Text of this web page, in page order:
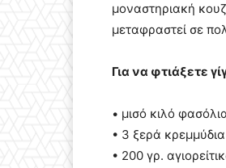
μοναστηριακή
μεταφραστεί σε
Για να φτιάξετε
• μισό κιλό
• 3 ξερά κρεμμύδια
• 200 γρ.